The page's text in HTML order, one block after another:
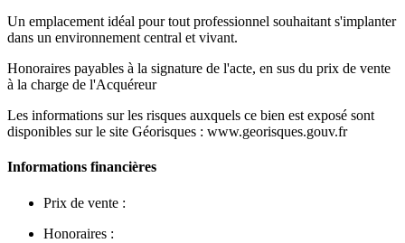
Un emplacement idéal pour tout professionnel souhaitant s'implanter
dans un environnement central et vivant.
Honoraires payables à la signature de l'acte, en sus du prix de vente
à la charge de l'Acquéreur
Les informations sur les risques auxquels ce bien est exposé sont
disponibles sur le site Géorisques : www.georisques.gouv.fr
Informations financières
Prix de vente :
Honoraires :